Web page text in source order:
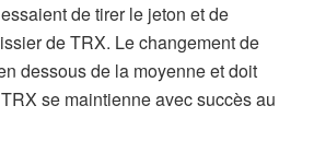
de tirer le jeton et de
de TRX. Le changement de
dessous de la moyenne et doit
se maintienne avec succès au